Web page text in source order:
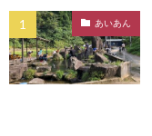
あいあん